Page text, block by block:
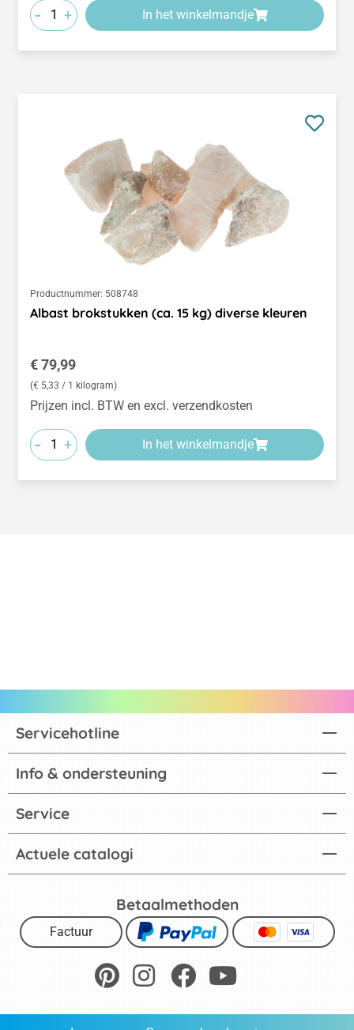
- + In het winkelmandje
Productnummer: 508748
Albast brokstukken (ca. 15 kg) diverse kleuren
Normale prijs:
€ 79,99
(€ 5,33 / 1 kilogram)
Prijzen incl. BTW en excl. verzendkosten
- + In het winkelmandje
Actuele catalogi
Servicehotline
Info & ondersteuning
Service
Betaalmethoden
Factuur